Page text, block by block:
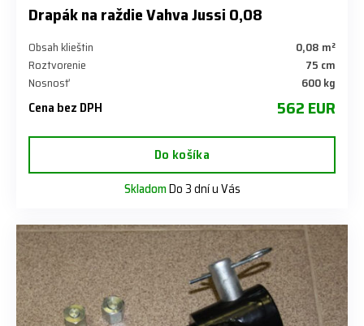
Drapák na raždie Vahva Jussi 0,08
Obsah klieštin
0,08 m²
Roztvorenie
75 cm
Nosnosť
600 kg
Cena bez DPH 562 EUR
Do košíka
SkladomDo 3 dní u Vás